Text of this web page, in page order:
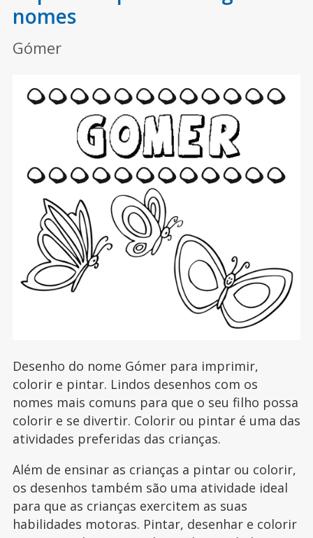
nomes
Gómer
Desenho do nome Gómer para imprimir,
colorir e pintar. Lindos desenhos com os
nomes mais comuns para que o seu filho possa
colorir e se divertir. Colorir ou pintar é uma das
atividades preferidas das crianças.
Além de ensinar as crianças a pintar ou colorir,
os desenhos também são uma atividade ideal
para que as crianças exercitem as suas
habilidades motoras. Pintar, desenhar e colorir